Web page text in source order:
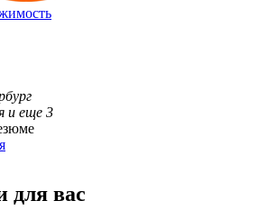
и еще 3
для вас